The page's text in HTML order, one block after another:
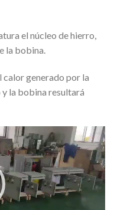
el núcleo de hierro,
la bobina.
calor generado por la
la bobina resultará